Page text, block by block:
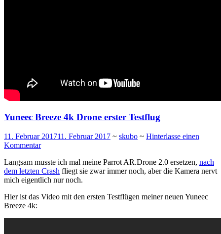
Yuneec Breeze 4k Drone erster Testflug
11. Februar 201711. Februar 2017 ~ skubo ~ Hinterlasse einen
Kommentar
Langsam musste ich mal meine Parrot AR.Drone 2.0 ersetzen, nach
dem letzten Crash fliegt sie zwar immer noch, aber die Kamera nervt
mich eigentlich nur noch.
Hier ist das Video mit den ersten Testflügen meiner neuen Yuneec
Breeze 4k: